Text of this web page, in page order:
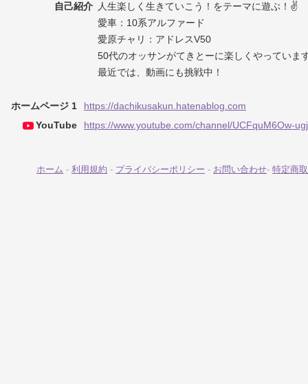
自己紹介 人生楽しく生きていこう！をテーマに遊ぶ！✌️
愛車：10系アルファード
愛原チャリ：アドレスV50
50代のオッサンがてきとーに楽しくやっていま
最近では、動画にも挑戦中！
ホームページ 1
https://dachikusakun.hatenablog.com
YouTube
https://www.youtube.com/channel/UCFquM6Ow-
ホーム - 利用規約 - プライバシーポリシー - お問い合わせ- 特定商